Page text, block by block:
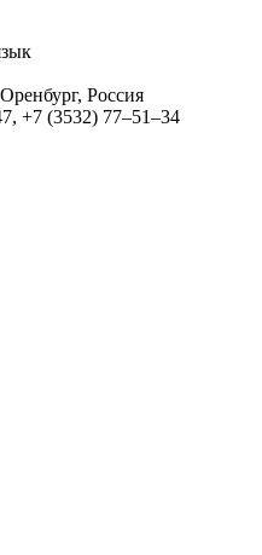
Россия
+7 (3532) 77–51–34